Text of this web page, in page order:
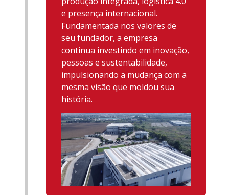
e presença internacional.
Fundamentada nos valores de
seu fundador, a empresa
continua investindo em inovação,
pessoas e sustentabilidade,
impulsionando a mudança com a
mesma visão que moldou sua
história.